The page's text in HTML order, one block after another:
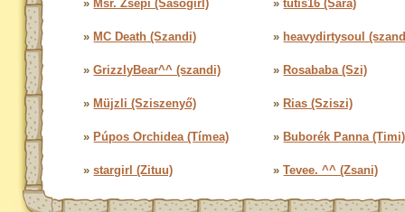
» Msr. Zsepi (Sasogirl) »tutis16 (Sára)
» MC Death (Szandi) » heavydirtysoul
»GrizzlyBear^^ (szandi) » Rosababa (Szi)
» Müjzli (Sziszenyő) » Rias (Sziszi)
» Púpos Orchidea (Tímea) » Buborék Panna (Timi)
»stargirl (Zituu) »Tevee. ^^ (Zsani)